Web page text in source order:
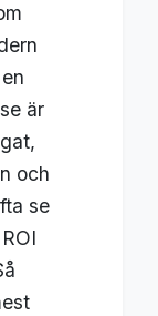
är
och
se